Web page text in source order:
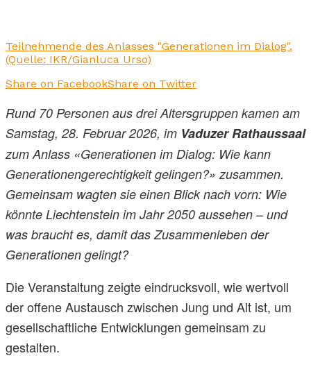
Teilnehmende des Anlasses "Generationen im Dialog".
(Quelle: IKR/Gianluca Urso)
Share on FacebookShare on Twitter
Rund 70 Personen aus drei Altersgruppen kamen am
Samstag, 28. Februar 2026, im Vaduzer Rathaussaal
zum Anlass «Generationen im Dialog: Wie kann
Generationengerechtigkeit gelingen?» zusammen.
Gemeinsam wagten sie einen Blick nach vorn: Wie
könnte Liechtenstein im Jahr 2050 aussehen – und
was braucht es, damit das Zusammenleben der
Generationen gelingt?
Die Veranstaltung zeigte eindrucksvoll, wie wertvoll
der offene Austausch zwischen Jung und Alt ist, um
gesellschaftliche Entwicklungen gemeinsam zu
gestalten.